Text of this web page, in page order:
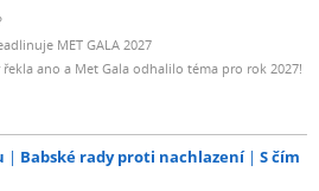
MET GALA 2027
ano a Met Gala odhalilo téma pro rok 2027!
Babské rady proti nachlazení
S čím